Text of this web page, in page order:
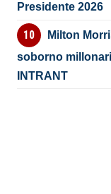
Presidente 2026
Milton
soborno
INTRANT